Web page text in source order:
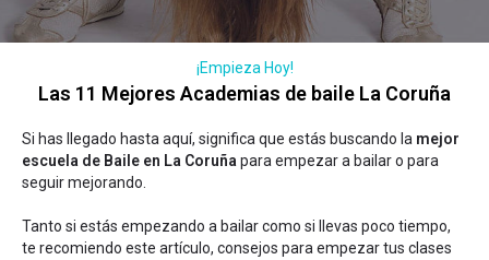
¡Empieza Hoy!
Las 11 Mejores Academias de baile La Coruña
Si has llegado hasta aquí, significa que estás buscando la mejor
escuela de Baile en La Coruña para empezar a bailar o para
seguir mejorando.
Tanto si estás empezando a bailar como si llevas poco tiempo,
te recomiendo este artículo, consejos para empezar tus clases